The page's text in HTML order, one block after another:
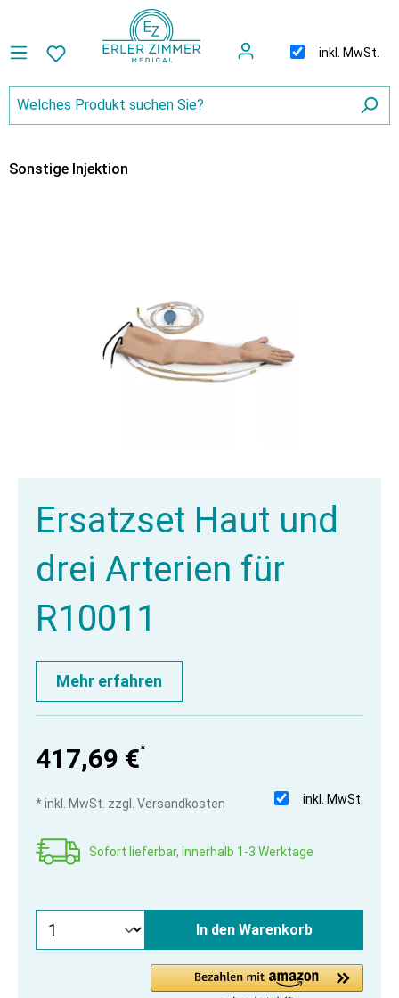
inkl. MwSt.
Sonstige Injektion
Ersatzset Haut und
drei Arterien für
R10011
Mehr erfahren
417,69 €*
inkl. MwSt.
* inkl. MwSt. zzgl. Versandkosten
Sofort lieferbar, innerhalb 1-3 Werktage
In den Warenkorb